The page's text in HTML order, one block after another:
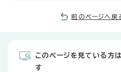
前のページへ戻
このページを見ている方
す